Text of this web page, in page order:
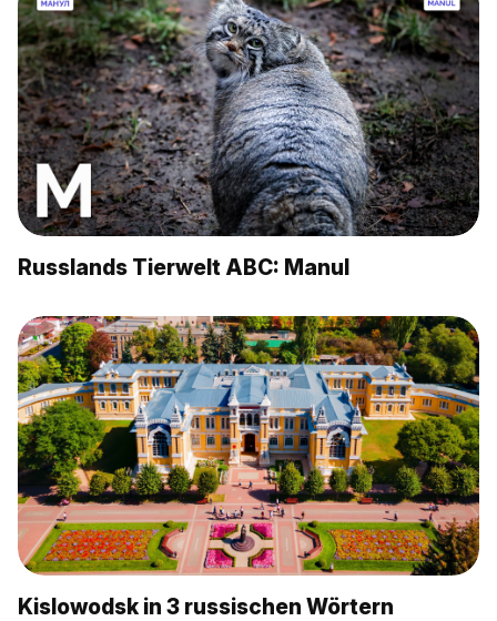
Russlands Tierwelt ABC: Manul
Kislowodsk in 3 russischen Wörtern